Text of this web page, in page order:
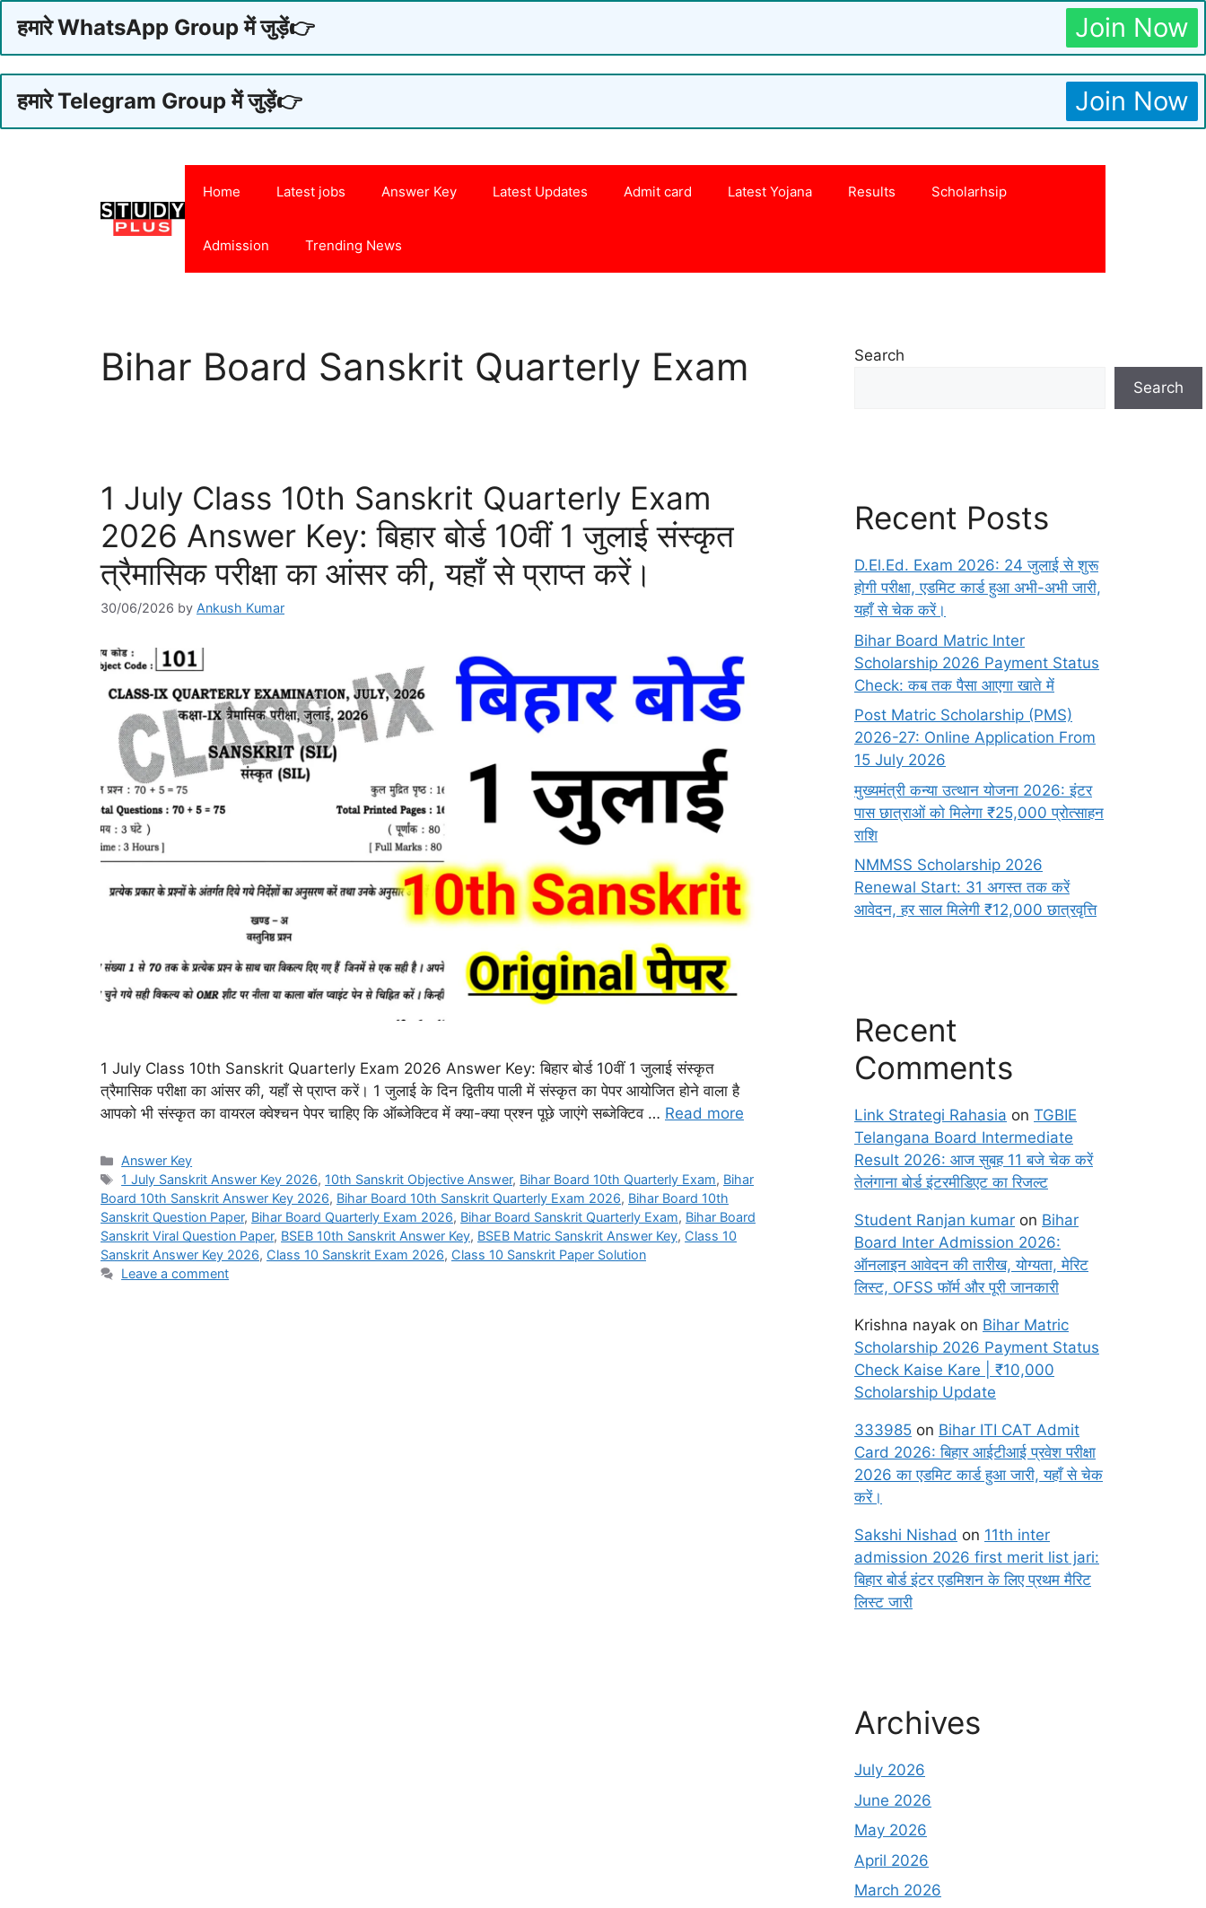
हमारे WhatsApp Group में जुड़ें👉 Join Now
हमारे Telegram Group में जुड़ें👉 Join Now
Home Latest jobs Answer Key Latest Updates Admit card Latest Yojana Results Scholarhsip
Admission Trending News
Bihar Board Sanskrit Quarterly Exam
1 July Class 10th Sanskrit Quarterly Exam
2026 Answer Key: बिहार बोर्ड 10वीं 1 जुलाई संस्कृत
त्रैमासिक परीक्षा का आंसर की, यहाँ से प्राप्त करें।
30/06/2026 by Ankush Kumar
1 July Class 10th Sanskrit Quarterly Exam 2026 Answer Key: बिहार बोर्ड 10वीं 1 जुलाई संस्कृत
त्रैमासिक परीक्षा का आंसर की, यहाँ से प्राप्त करें। 1 जुलाई के दिन द्वितीय पाली में संस्कृत का पेपर आयोजित होने वाला है
आपको भी संस्कृत का वायरल क्वेश्चन पेपर चाहिए कि ऑब्जेक्टिव में क्या-क्या प्रश्न पूछे जाएंगे सब्जेक्टिव … Read more
Categories
Answer Key
Tags
1 July Sanskrit Answer Key 2026, 10th Sanskrit Objective Answer, Bihar Board 10th Quarterly Exam, Bihar
Board 10th Sanskrit Answer Key 2026, Bihar Board 10th Sanskrit Quarterly Exam 2026, Bihar Board 10th
Sanskrit Question Paper, Bihar Board Quarterly Exam 2026, Bihar Board Sanskrit Quarterly Exam, Bihar Board
Sanskrit Viral Question Paper, BSEB 10th Sanskrit Answer Key, BSEB Matric Sanskrit Answer Key, Class 10
Sanskrit Answer Key 2026, Class 10 Sanskrit Exam 2026, Class 10 Sanskrit Paper Solution
Leave a comment
Search
Search
Recent Posts
D.El.Ed. Exam 2026: 24 जुलाई से शुरू
होगी परीक्षा, एडमिट कार्ड हुआ अभी-अभी जारी,
यहाँ से चेक करें।
Bihar Board Matric Inter
Scholarship 2026 Payment Status
Check: कब तक पैसा आएगा खाते में
Post Matric Scholarship (PMS)
2026-27: Online Application From
15 July 2026
मुख्यमंत्री कन्या उत्थान योजना 2026: इंटर
पास छात्राओं को मिलेगा ₹25,000 प्रोत्साहन
राशि
NMMSS Scholarship 2026
Renewal Start: 31 अगस्त तक करें
आवेदन, हर साल मिलेगी ₹12,000 छात्रवृत्ति
Recent
Comments
Link Strategi Rahasia on TGBIE
Telangana Board Intermediate
Result 2026: आज सुबह 11 बजे चेक करें
तेलंगाना बोर्ड इंटरमीडिएट का रिजल्ट
Student Ranjan kumar on Bihar
Board Inter Admission 2026:
ऑनलाइन आवेदन की तारीख, योग्यता, मेरिट
लिस्ट, OFSS फॉर्म और पूरी जानकारी
Krishna nayak on Bihar Matric
Scholarship 2026 Payment Status
Check Kaise Kare | ₹10,000
Scholarship Update
333985 on Bihar ITI CAT Admit
Card 2026: बिहार आईटीआई प्रवेश परीक्षा
2026 का एडमिट कार्ड हुआ जारी, यहाँ से चेक
करें।
Sakshi Nishad on 11th inter
admission 2026 first merit list jari:
बिहार बोर्ड इंटर एडमिशन के लिए प्रथम मैरिट
लिस्ट जारी
Archives
July 2026
June 2026
May 2026
April 2026
March 2026